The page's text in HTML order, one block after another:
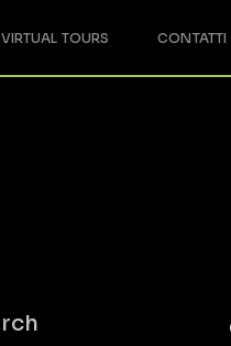
VIRTUAL TOURS CONTATTI